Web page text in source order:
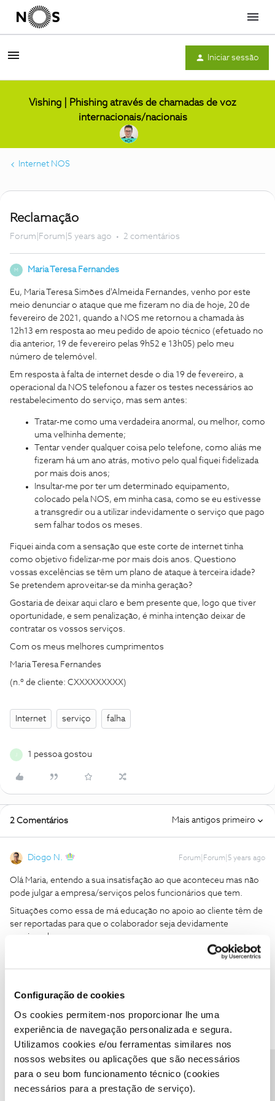
Configuração de cookies
Os cookies permitem-nos proporcionar lhe uma
experiência de navegação personalizada e segura.
Utilizamos cookies e/ou ferramentas similares nos
nossos websites ou aplicações que são necessários
para o seu bom funcionamento técnico (cookies
necessários para a prestação de serviço).
Menu
Iniciar sessão
Vishing | Phishing através de chamadas de voz
internacionais/nacionais
Internet NOS
Reclamação
Forum|Forum|5 years ago 2 comentários
M Maria Teresa Fernandes
Eu, Maria Teresa Simões d'Almeida Fernandes, venho por este
meio denunciar o ataque que me fizeram no dia de hoje, 20 de
fevereiro de 2021, quando a NOS me retornou a chamada às
12h13 em resposta ao meu pedido de apoio técnico (efetuado no
dia anterior, 19 de fevereiro pelas 9h52 e 13h05) pelo meu
número de telemóvel.
Em resposta à falta de internet desde o dia 19 de fevereiro, a
operacional da NOS telefonou a fazer os testes necessários ao
restabelecimento do serviço, mas sem antes:
Tratar-me como uma verdadeira anormal, ou melhor, como
uma velhinha demente;
Tentar vender qualquer coisa pelo telefone, como aliás me
fizeram há um ano atrás, motivo pelo qual fiquei fidelizada
por mais dois anos;
Insultar-me por ter um determinado equipamento,
colocado pela NOS, em minha casa, como se eu estivesse
a transgredir ou a utilizar indevidamente o serviço que pago
sem falhar todos os meses.
Fiquei ainda com a sensação que este corte de internet tinha
como objetivo fidelizar-me por mais dois anos. Questiono
vossas excelências se têm um plano de ataque à terceira idade?
Se pretendem aproveitar-se da minha geração?
Gostaria de deixar aqui claro e bem presente que, logo que tiver
oportunidade, e sem penalização, é minha intenção deixar de
contratar os vossos serviços.
Com os meus melhores cumprimentos
Maria Teresa Fernandes
(n.º de cliente: CXXXXXXXXX)
Internet serviço falha
1 pessoa gostou
2 Comentários Mais antigos primeiro
Diogo N. Forum|Forum|5 years ago
Olá Maria, entendo a sua insatisfação ao que aconteceu mas não
pode julgar a empresa/serviços pelos funcionários que tem.
Situações como essa de má educação no apoio ao cliente têm de
ser reportadas para que o colaborador seja devidamente
sancionado.
Reencaminhe a situação para a moderação do fórum através
Inês B. Forum|Forum|5 years ago
Olá@Maria Teresa Fernandes,
Lamentamos a demora na resposta e a situação que nos contou.